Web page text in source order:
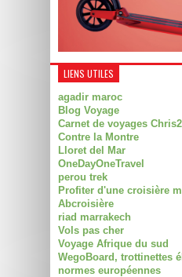
LIENS UTILES
agadir maroc
Blog Voyage
Carnet de voyages
Contre la Montre
Lloret del Mar
OneDayOneTravel
perou trek
Profiter d'une croisière
Abcroisière
riad marrakech
Vols pas cher
Voyage Afrique du sud
WegoBoard, trottinettes
normes européennes